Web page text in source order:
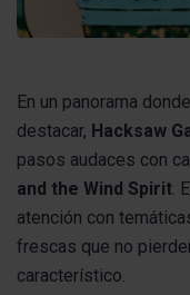
En un panorama
destacar, Hacksaw
pasos audaces con
and the Wind Spirit.
atención con
frescas que no
característico.